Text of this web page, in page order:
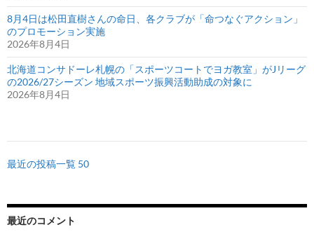
8月4日は松田直樹さんの命日、各クラブが「命つなぐアクション」
のプロモーション実施
2026年8月4日
北海道コンサドーレ札幌の「スポーツコートでヨガ教室」がJリーグ
の2026/27シーズン 地域スポーツ振興活動助成の対象に
2026年8月4日
最近の投稿一覧 50
最近のコメント